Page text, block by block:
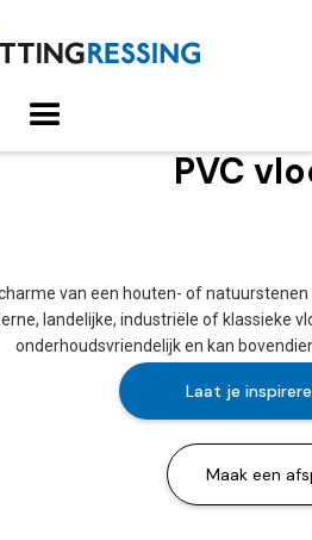
PVC
van een houten- of
landelijke, industriële of klassieke
onderhoudsvriendelijk en kan
Laat je
Maak een